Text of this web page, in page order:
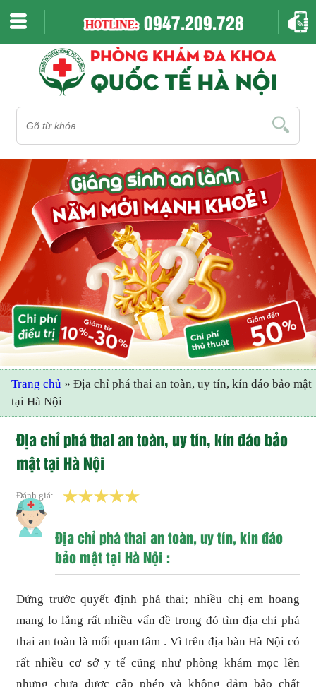
0947.209.728
Trang chủ »Địa chỉ phá thai an toàn, uy tín, kín đáo bảo mật
tại Hà Nội
Địa chỉ phá thai an toàn, uy tín, kín đáo bảo
mật tại Hà Nội
Đánh giá:
Địa chỉ phá thai an toàn, uy tín, kín đáo
bảo mật tại Hà Nội :
Đứng trước quyết định phá thai; nhiều chị em hoang
mang lo lắng rất nhiều vấn đề trong đó tìm địa chỉ phá
thai an toàn là mối quan tâm . Vì trên địa bàn Hà Nội có
rất nhiều cơ sở y tế cũng như phòng khám mọc lên
nhưng chưa được cấp phép và không đảm bảo chất